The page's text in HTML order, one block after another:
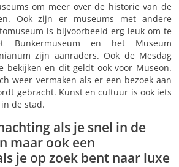
om meer over de historie van de
Ook zijn er museums met andere
is bijvoorbeeld erg leuk om te
Bunkermuseum en het Museum
zijn aanraders. Ook de Mesdag
bekijken en dit geldt ook voor Museon.
weer vermaken als er een bezoek aan
gebracht. Kunst en cultuur is ook iets
de stad.
als je snel in de
maar ook een
je op zoek bent naar luxe